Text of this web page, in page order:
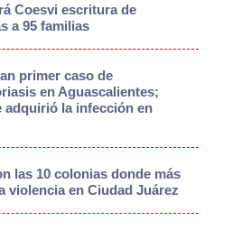
Coesvi escritura de
a 95 familias
primer caso de
en Aguascalientes;
adquirió la infección en
las 10 colonias donde más
violencia en Ciudad Juárez